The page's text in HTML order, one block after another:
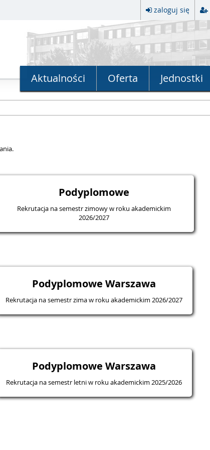
zaloguj się
Aktualności Oferta Jednostki
Podyplomowe
Rekrutacja na semestr zimowy w roku akademickim
2026/2027
Podyplomowe Warszawa
Rekrutacja na semestr zima w roku akademickim 2026/2027
Podyplomowe Warszawa
Rekrutacja na semestr letni w roku akademickim 2025/2026